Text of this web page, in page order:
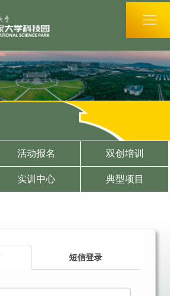
活动报名 双创培训
实训中心 典型项目
短信登录